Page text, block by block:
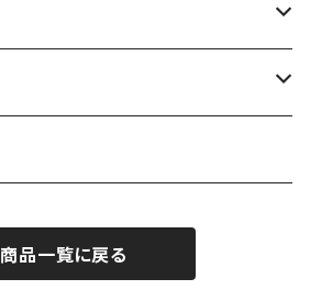
商品一覧に戻る